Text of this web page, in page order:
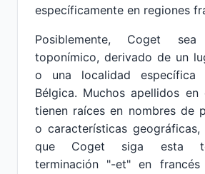
específicamente en regiones
Posiblemente, Coget
toponímico, derivado de un
o una localidad específica
Bélgica. Muchos apellidos en
tienen raíces en nombres de
o características
que Coget siga esta
terminación "-et" en